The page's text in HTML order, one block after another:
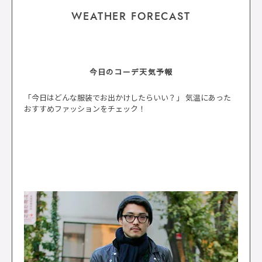
WEATHER FORECAST
今日のコーデ天気予報
「今日はどんな服装でお出かけしたらいい？」 気温にあった
おすすめファッションをチェック！